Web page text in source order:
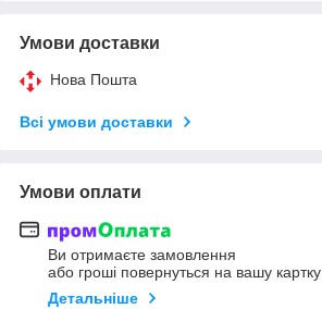
Умови доставки
Нова Пошта
Всі умови доставки
Умови оплати
Ви отримаєте замовлення
або гроші повернуться на вашу картку
Детальніше